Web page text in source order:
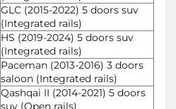
GLC (2015-2022) 5 doors suv
(Integrated rails)
HS (2019-2024) 5 doors suv
(Integrated rails)
Paceman (2013-2016) 3 doors
saloon (Integrated rails)
Qashqai II (2014-2021) 5 doors
suv (Open rails)